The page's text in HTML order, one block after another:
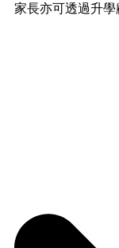
家長亦可透過升學